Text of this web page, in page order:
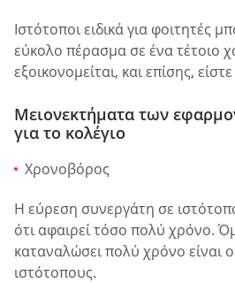
Ιστότοποι ειδικά για φοιτητές
εύκολο πέρασμα σε ένα τέτοιο
εξοικονομείται, και επίσης,
Μειονεκτήματα των
για το κολέγιο
Χρονοβόρος
Η εύρεση συνεργάτη σε
ότι αφαιρεί τόσο πολύ χρόνο.
καταναλώσει πολύ χρόνο είναι
ιστότοπους.